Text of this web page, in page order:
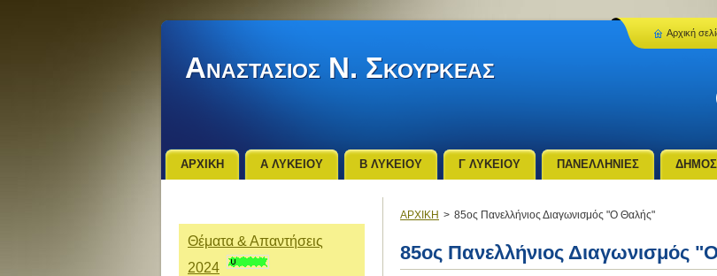
Αναστασιος Ν. Σκουρκεας
ΑΡΧΙΚΗ > 85ος Πανελλήνιος Διαγωνισμός "Ο Θαλής"
85ος Πανελλήνιος Διαγωνισμός
Θέματα & Απαντήσεις
2024
ΑΡΧΙΚΗ Α ΛΥΚΕΙΟΥ Β ΛΥΚΕΙΟΥ Γ ΛΥΚΕΙΟΥ ΠΑΝΕΛΛΗΝΙΕΣ
Αρχική